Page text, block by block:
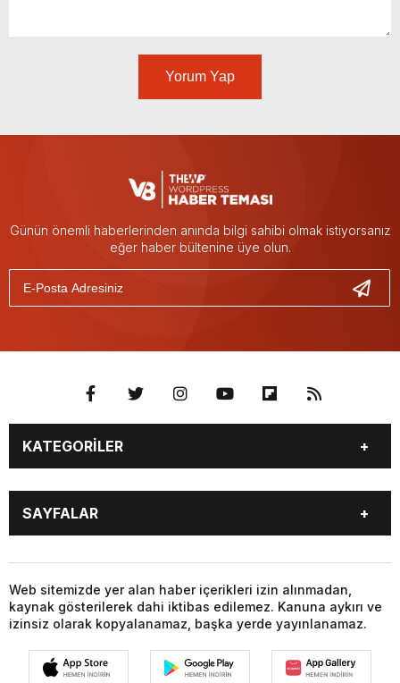
Yorum Yap
Günün önemli haberlerinden anında bilgi sahibi olmak istiyorsanız
eğer haber bültenine üye olun.
KATEGORİLER
BURÇLAR
CANLI BORSA
CANLI SONUÇLAR
COVID-19
FİKSTÜR
FİRMA EKLE
FİRMA REHBERİ
GAZETE OKU
GAZETELER
HABER GÖNDER
HAVA DURUMU
NÖBETÇİ ECZANELER
PARİTELER
SAYFALAR
CANLI SONUÇLAR
CANLI TV
COVID-19
FİKSTÜR
FİRMA EKLE
FİRMA REHBERİ
GAZETE OKU
GAZETELER
Web sitemizde yer alan haber içerikleri izin alınmadan,
kaynak gösterilerek dahi iktibas edilemez. Kanuna aykırı ve
izinsiz olarak kopyalanamaz, başka yerde yayınlanamaz.